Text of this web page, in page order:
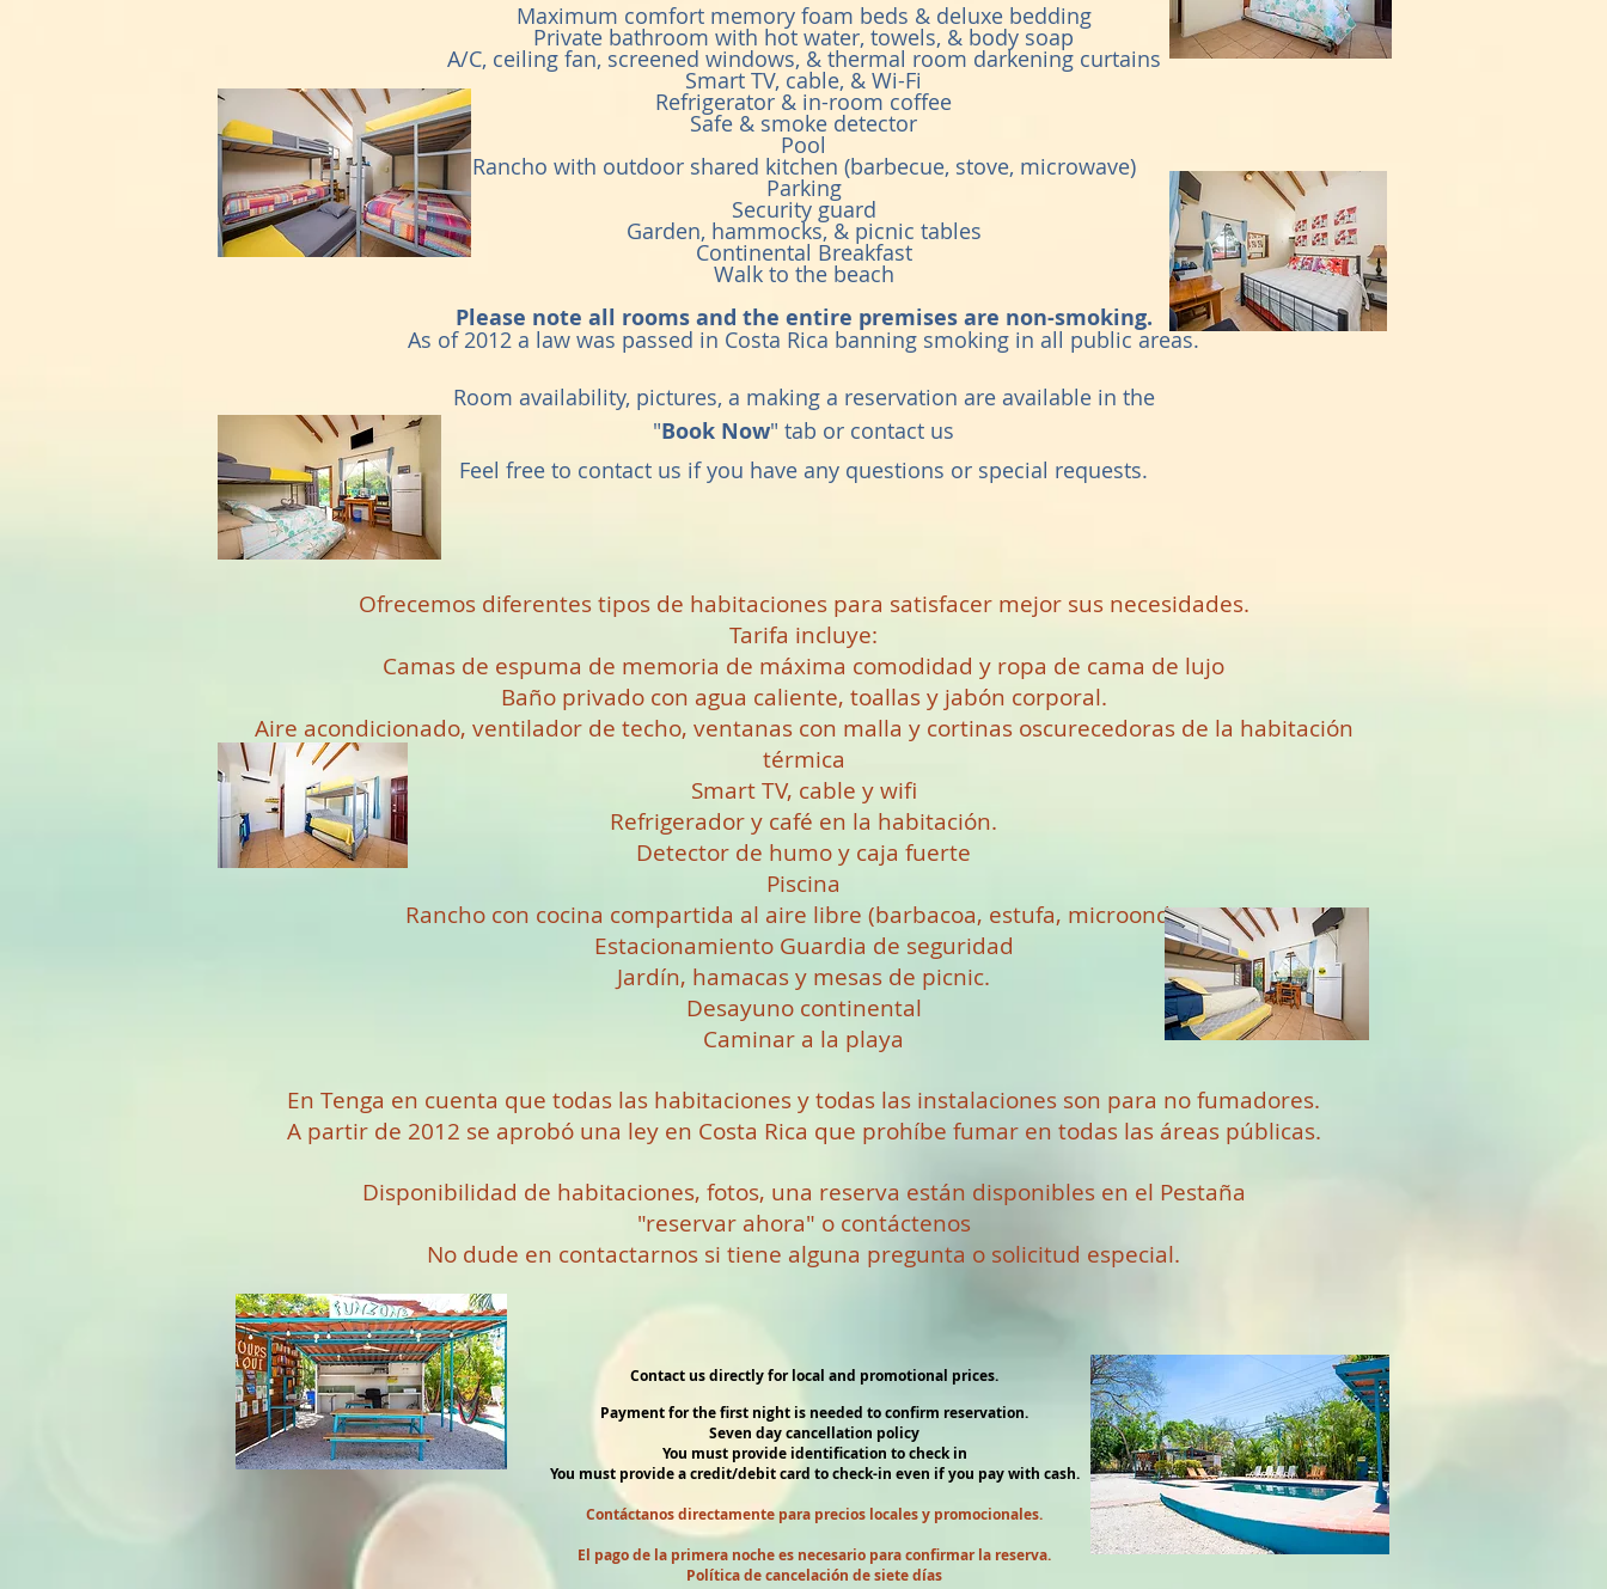
Maximum comfort memory foam beds & deluxe bedding
Private bathroom with hot water, towels, & body soap
A/C, ceiling fan, screened windows, & thermal room darkening curtains
Smart TV, cable, & Wi-Fi
Refrigerator & in-room coffee
Safe & smoke detector
Pool
Rancho with outdoor shared kitchen (barbecue, stove, microwave)
Parking
Security guard
Garden, hammocks, & picnic tables
Continental Breakfast
Walk to the beach
Please note all rooms and the entire premises are non-smoking.
As of 2012 a law was passed in Costa Rica banning smoking in all public areas.
Room availability, pictures, a making a reservation are available in the
"Book Now" tab or contact us
Feel free to contact us if you have any questions or special requests.
Ofrecemos diferentes tipos de habitaciones para satisfacer mejor sus necesidades.
Tarifa incluye:
Camas de espuma de memoria de máxima comodidad y ropa de cama de lujo
Baño privado con agua caliente, toallas y jabón corporal.
Aire acondicionado, ventilador de techo, ventanas con malla y cortinas oscurecedoras de la habitación
térmica
Smart TV, cable y wifi
Refrigerador y café en la habitación.
Detector de humo y caja fuerte
Piscina
Rancho con cocina compartida al aire libre (barbacoa, estufa, microondas)
Estacionamiento Guardia de seguridad
Jardín, hamacas y mesas de picnic.
Desayuno continental
Caminar a la playa
En Tenga en cuenta que todas las habitaciones y todas las instalaciones son para no fumadores.
A partir de 2012 se aprobó una ley en Costa Rica que prohíbe fumar en todas las áreas públicas.
Disponibilidad de habitaciones, fotos, una reserva están disponibles en el Pestaña
"reservar ahora" o contáctenos
No dude en contactarnos si tiene alguna pregunta o solicitud especial.
Contact us directly for local and promotional prices.
Payment for the first night is needed to confirm reservation.
Seven day cancellation policy
You must provide identification to check in
You must provide a credit/debit card to check-in even if you pay with cash.
Contáctanos directamente para precios locales y promocionales.
El pago de la primera noche es necesario para confirmar la reserva.
Política de cancelación de siete días